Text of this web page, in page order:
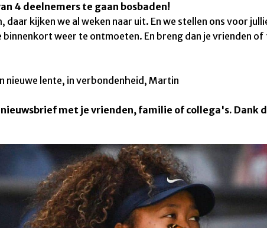
4 deelnemers te gaan bosbaden!
daar kijken we al weken naar uit. En we stellen ons voor
binnenkort weer te ontmoeten. En breng dan je vrienden
nieuwe lente, in verbondenheid , Martin
nieuwsbrief met je vrienden, familie of collega's. Dank